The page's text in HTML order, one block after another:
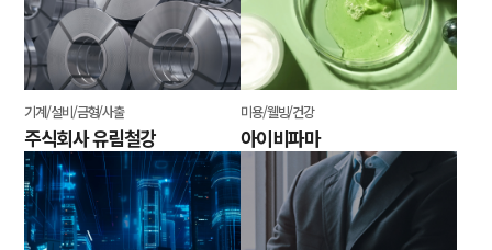
기계/설비/금형/사출
주식회사 유림철강
미용/웰빙/건강
아이비파마